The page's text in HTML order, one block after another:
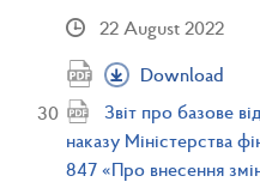
22 August 2022
Download
Звіт про базове
наказу Міністерства
847 «Про внесення